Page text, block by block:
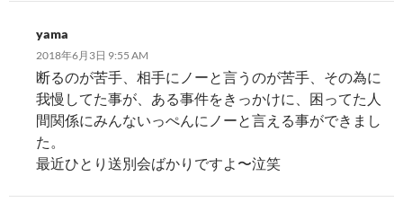
yama
2018年6月3日 9:55 AM
断るのが苦手、相手にノーと言うのが苦手、その為に
我慢してた事が、ある事件をきっかけに、困ってた人
間関係にみんないっぺんにノーと言える事ができまし
た。
最近ひとり送別会ばかりですよ〜泣笑